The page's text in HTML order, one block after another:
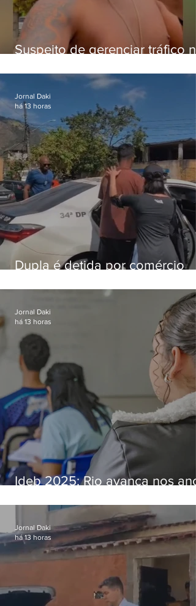
Suspeito de gerenciar tráfico na
foragido
Dupla é detida por comércio
Bangu
Jornal Daki
há 13 horas
Ideb 2025: Rio avança nos
nacional
Jornal Daki
há 13 horas
Jornal Daki
há 13 horas